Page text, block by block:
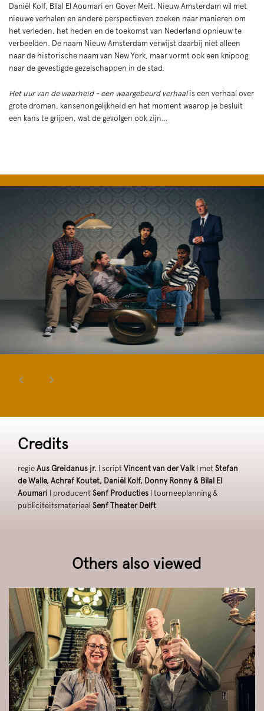
Daniël Kolf, Bilal El Aoumari en Gover Meit. Nieuw Amsterdam wil met
nieuwe verhalen en andere perspectieven zoeken naar manieren om
het verleden, het heden en de toekomst van Nederland opnieuw te
verbeelden. De naam Nieuw Amsterdam verwijst daarbij niet alleen
naar de historische naam van New York, maar vormt ook een knipoog
naar de gevestigde gezelschappen in de stad.
Het uur van de waarheid - een waargebeurd verhaalis een verhaal over
grote dromen, kansenongelijkheid en het moment waarop je besluit
een kans te grijpen, wat de gevolgen ook zijn…
Credits
regie Aus Greidanus jr. | script Vincent van der Valk| met Stefan
de Walle, Achraf Koutet, Daniël Kolf, Donny Ronny & Bilal El
Aoumari | producent Senf Producties | tourneeplanning &
publiciteitsmateriaal Senf Theater Delft
Others also viewed